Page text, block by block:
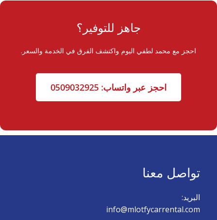
جاهز للتوفير؟
احجز مع محمد لطفي اليوم واكتشف الفرق في الخدمة والسعر.
احجز عبر واتساب: 0509032925
تواصل معنا
البريد:
info@mlotfycarrental.com